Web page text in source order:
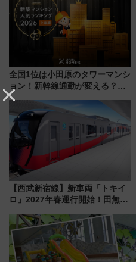
貢献するだけでなく、全線区で
活躍するための仕組みも
全国1位は小田原のタワーマンシ
ョン！新幹線通勤が変える？
「住みたい街」の最新トレンド
【新築マンション人気ランキン
グ】
【西武新宿線】新車両「トキイ
ロ」2027年春運行開始！田無・
「第2弾」も